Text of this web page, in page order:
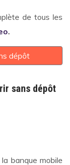
de tous les
.
dépôt
sans dépôt
banque mobile